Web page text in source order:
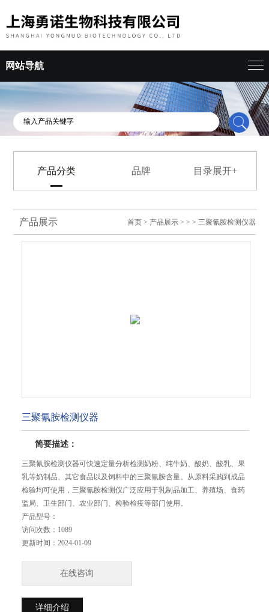
网站导航
产品分类 品牌 目录展开+
产品展示 首页> 产品展示> > > 三聚氰胺检测仪器
三聚氰胺检测仪器
简要描述：
三聚氰胺检测仪器可快速定量分析检测奶粉、纯牛奶、酸奶、酸乳、果
乳等奶制品、其它食品以及饲料中的三聚氰胺含量。从原料采购到成品
检验均可使用，三聚氰胺检测仪广泛应用于乳制品加工、养殖场、食药
监局、卫生部门、农业部门、检验检疫等部门使用。
产品型号：
访问次数： 1089
更新时间： 2024-01-09
在线咨询
详细介绍